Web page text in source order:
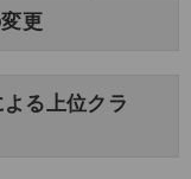
更
る上位クラ